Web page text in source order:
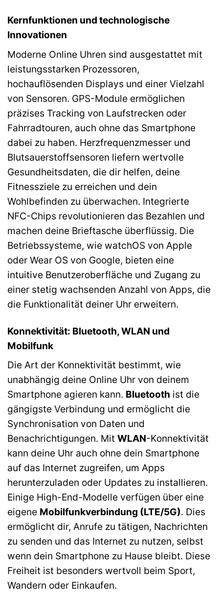
Kernfunktionen und technologische
Innovationen
Moderne Online Uhren sind ausgestattet mit
leistungsstarken Prozessoren,
hochauflösenden Displays und einer Vielzahl
von Sensoren. GPS-Module ermöglichen
präzises Tracking von Laufstrecken oder
Fahrradtouren, auch ohne das Smartphone
dabei zu haben. Herzfrequenzmesser und
Blutsauerstoffsensoren liefern wertvolle
Gesundheitsdaten, die dir helfen, deine
Fitnessziele zu erreichen und dein
Wohlbefinden zu überwachen. Integrierte
NFC-Chips revolutionieren das Bezahlen und
machen deine Brieftasche überflüssig. Die
Betriebssysteme, wie watchOS von Apple
oder Wear OS von Google, bieten eine
intuitive Benutzeroberfläche und Zugang zu
einer stetig wachsenden Anzahl von Apps, die
die Funktionalität deiner Uhr erweitern.
Konnektivität: Bluetooth, WLAN und
Mobilfunk
Die Art der Konnektivität bestimmt, wie
unabhängig deine Online Uhr von deinem
Smartphone agieren kann. Bluetooth ist die
gängigste Verbindung und ermöglicht die
Synchronisation von Daten und
Benachrichtigungen. Mit WLAN-Konnektivität
kann deine Uhr auch ohne dein Smartphone
auf das Internet zugreifen, um Apps
herunterzuladen oder Updates zu installieren.
Einige High-End-Modelle verfügen über eine
eigene Mobilfunkverbindung (LTE/5G). Dies
ermöglicht dir, Anrufe zu tätigen, Nachrichten
zu senden und das Internet zu nutzen, selbst
wenn dein Smartphone zu Hause bleibt. Diese
Freiheit ist besonders wertvoll beim Sport,
Wandern oder Einkaufen.